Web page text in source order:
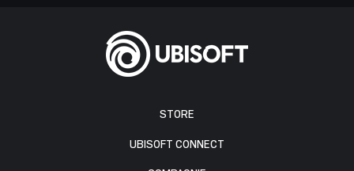
STORE
UBISOFT CONNECT